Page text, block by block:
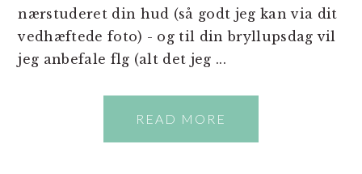
nærstuderet din hud (så godt jeg kan via dit
vedhæftede foto) - og til din bryllupsdag vil
jeg anbefale flg (alt det jeg ...
READ MORE